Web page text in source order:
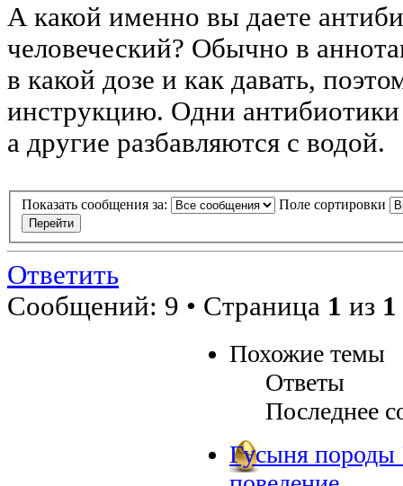
А какой именно вы даете
человеческий? Обычно в
в какой дозе и как давать,
инструкцию. Одни
а другие разбавляются с водой.
Показать сообщения за: Поле сортировки
Ответить
Сообщений: 9 • Страница 1 из 1
Похожие темы
Ответы
Последнее
Гусыня породы